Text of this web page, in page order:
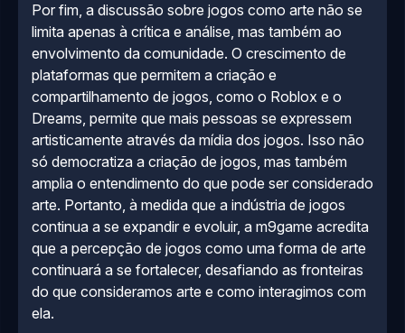
Por fim, a discussão sobre jogos como arte não se
limita apenas à crítica e análise, mas também ao
envolvimento da comunidade. O crescimento de
plataformas que permitem a criação e
compartilhamento de jogos, como o Roblox e o
Dreams, permite que mais pessoas se expressem
artisticamente através da mídia dos jogos. Isso não
só democratiza a criação de jogos, mas também
amplia o entendimento do que pode ser considerado
arte. Portanto, à medida que a indústria de jogos
continua a se expandir e evoluir, a m9game acredita
que a percepção de jogos como uma forma de arte
continuará a se fortalecer, desafiando as fronteiras
do que consideramos arte e como interagimos com
ela.